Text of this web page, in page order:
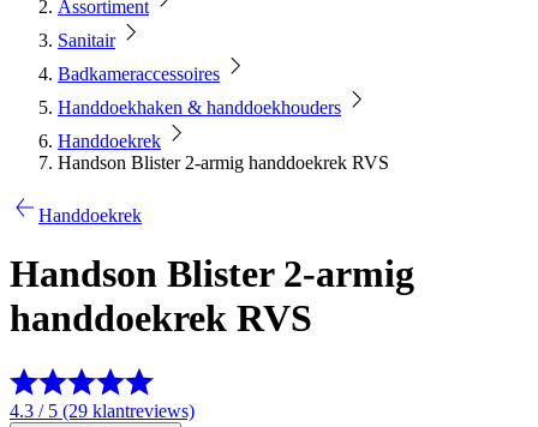
Assortiment
Sanitair
Badkameraccessoires
Handdoekhaken & handdoekhouders
Handdoekrek
Handson Blister 2-armig handdoekrek RVS
Handdoekrek
Handson Blister 2-armig
handdoekrek RVS
4.3 / 5 (29 klantreviews)